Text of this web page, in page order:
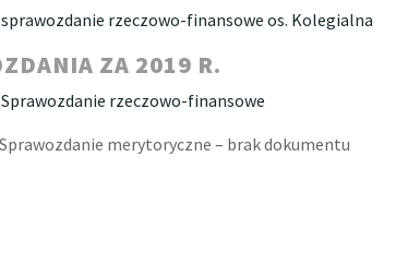
sprawozdanie rzeczowo-finansowe os. Kolegialna
ZA 2019 R.
Sprawozdanie rzeczowo-finansowe
merytoryczne – brak dokumentu